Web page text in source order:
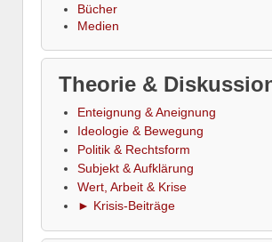
Bücher
Medien
Theorie &
Enteignung & Aneignung
Ideologie & Bewegung
Politik & Rechtsform
Subjekt & Aufklärung
Wert, Arbeit & Krise
► Krisis-Beiträge